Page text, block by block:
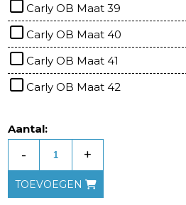
Carly OB Maat 39
Carly OB Maat 40
Carly OB Maat 41
Carly OB Maat 42
Aantal:
- +
TOEVOEGEN